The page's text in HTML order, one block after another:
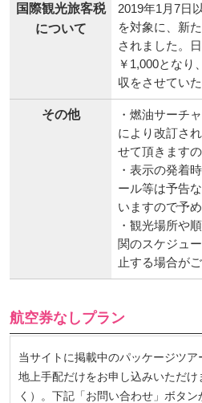
国際観光旅客税
について
2019年1月7日
を対象に、新
されました。
￥1,000となり
収をさせてい
その他
・燃油サーチ
により改訂さ
せて頂きます
・表示の発着
ール等は予告
いますので予
・観光場所や
関のスケジュ
止する場合が
航空券なしプラン
当サイトに掲載中のパッケージツ
地上手配だけをお申し込みいただけ
く）。下記「お問い合わせ」ボタ